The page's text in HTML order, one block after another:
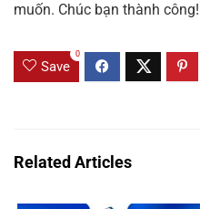
muốn. Chúc bạn thành công!
Save
0
Related Articles